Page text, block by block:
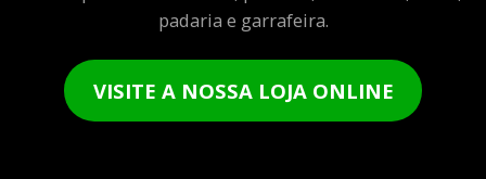
padaria e garrafeira.
VISITE A NOSSA LOJA ONLINE